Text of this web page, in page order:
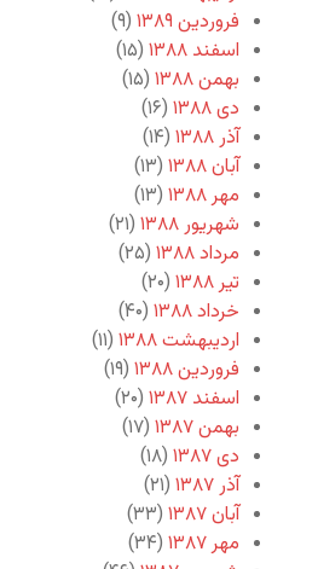
فروردین ۱۳۸۹
(۹)
اسفند ۱۳۸۸
(۱۵)
بهمن ۱۳۸۸
(۱۵)
دی ۱۳۸۸
(۱۶)
آذر ۱۳۸۸
(۱۴)
آبان ۱۳۸۸
(۱۳)
مهر ۱۳۸۸
(۱۳)
شهریور ۱۳۸۸
(۲۱)
مرداد ۱۳۸۸
(۲۵)
تیر ۱۳۸۸
(۲۰)
خرداد ۱۳۸۸
(۴۰)
اردیبهشت ۱۳۸۸
(۱۱)
فروردین ۱۳۸۸
(۱۹)
اسفند ۱۳۸۷
(۲۰)
بهمن ۱۳۸۷
(۱۷)
دی ۱۳۸۷
(۱۸)
آذر ۱۳۸۷
(۲۱)
آبان ۱۳۸۷
(۳۳)
مهر ۱۳۸۷
(۳۴)